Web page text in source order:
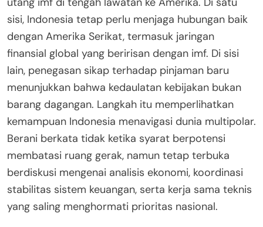
sisi, Indonesia tetap perlu menjaga hubungan baik
dengan Amerika Serikat, termasuk jaringan
finansial global yang beririsan dengan imf. Di sisi
lain, penegasan sikap terhadap pinjaman baru
menunjukkan bahwa kedaulatan kebijakan bukan
barang dagangan. Langkah itu memperlihatkan
kemampuan Indonesia menavigasi dunia multipolar.
Berani berkata tidak ketika syarat berpotensi
membatasi ruang gerak, namun tetap terbuka
berdiskusi mengenai analisis ekonomi, koordinasi
stabilitas sistem keuangan, serta kerja sama teknis
yang saling menghormati prioritas nasional.